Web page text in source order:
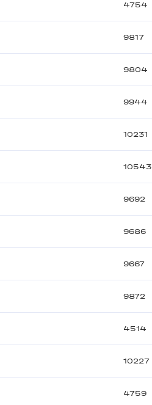
4754
9817
9804
9944
10231
10543
9692
9686
9667
9872
4514
10227
4759